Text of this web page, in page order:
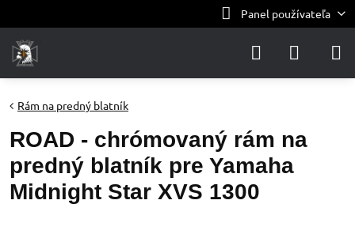
Panel používateľa
Rám na predný blatník
ROAD - chrómovaný rám na
predný blatník pre Yamaha
Midnight Star XVS 1300